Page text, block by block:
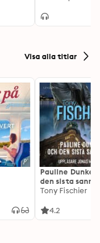
Visa alla titlar
Pauline Dunker
den sista
Tony Fischier
4.2